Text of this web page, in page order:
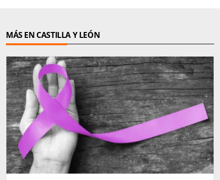
MÁS EN CASTILLA Y LEÓN